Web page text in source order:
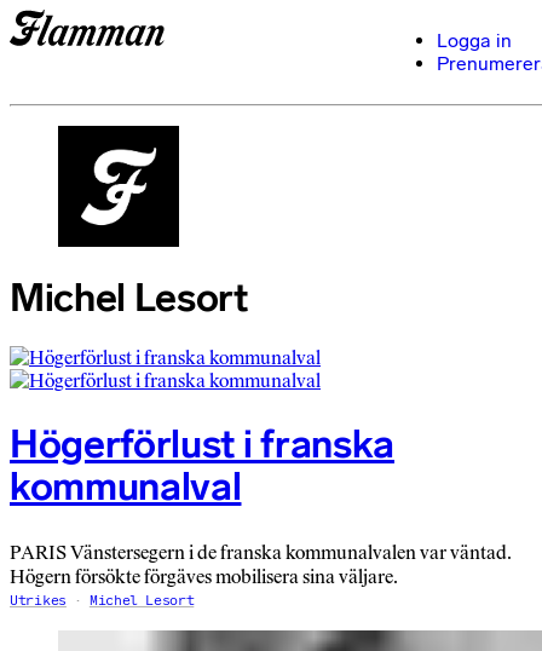
Logga in
Michel Lesort
Högerförlust i franska
kommunalval
PARIS Vänstersegern i de franska kommunalvalen var väntad.
Högern försökte förgäves mobilisera sina väljare.
Utrikes Michel Lesort